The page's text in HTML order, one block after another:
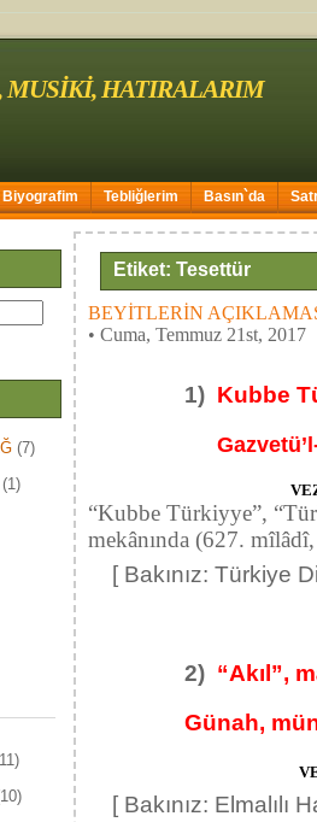
MUSİKİ, HATIRALARIM
Biyografim Tebliğlerim Basın`da
(7)
(1)
Etiket: Tesettür
BEYİTLERİN AÇIKLAMASI
• Cuma, Temmuz 21st, 2017
1) Kubbe
“Kubbe Türkiyye”,
mekânında (627.
[ Bakınız: Türkiye
2) “Akıl”,
Günah,
[ Bakınız: